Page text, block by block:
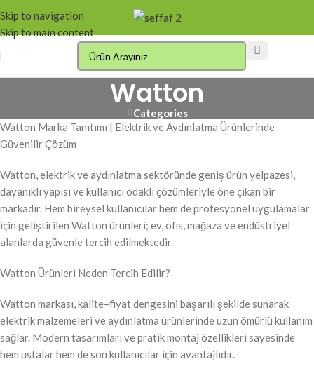
Skip to navigation
Skip to main content
Watton
Categories
Watton Marka Tanıtımı | Elektrik ve Aydınlatma Ürünlerinde
Güvenilir Çözüm
Watton, elektrik ve aydınlatma sektöründe geniş ürün yelpazesi,
dayanıklı yapısı ve kullanıcı odaklı çözümleriyle öne çıkan bir
markadır. Hem bireysel kullanıcılar hem de profesyonel uygulamalar
için geliştirilen Watton ürünleri; ev, ofis, mağaza ve endüstriyel
alanlarda güvenle tercih edilmektedir.
Watton Ürünleri Neden Tercih Edilir?
Watton markası, kalite–fiyat dengesini başarılı şekilde sunarak
elektrik malzemeleri ve aydınlatma ürünlerinde uzun ömürlü kullanım
sağlar. Modern tasarımları ve pratik montaj özellikleri sayesinde
hem ustalar hem de son kullanıcılar için avantajlıdır.